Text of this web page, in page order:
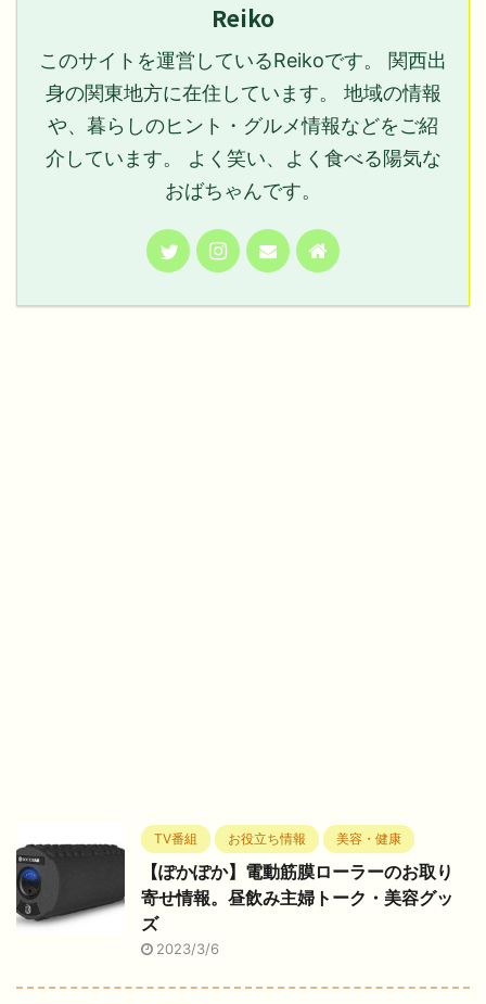
Reiko
このサイトを運営しているReikoです。 関西出
身の関東地方に在住しています。 地域の情報
や、暮らしのヒント・グルメ情報などをご紹
介しています。 よく笑い、よく食べる陽気な
おばちゃんです。
TV番組 お役立ち情報 美容・健康
【ぽかぽか】電動筋膜ローラーのお取り
寄せ情報。昼飲み主婦トーク・美容グッ
ズ
2023/3/6